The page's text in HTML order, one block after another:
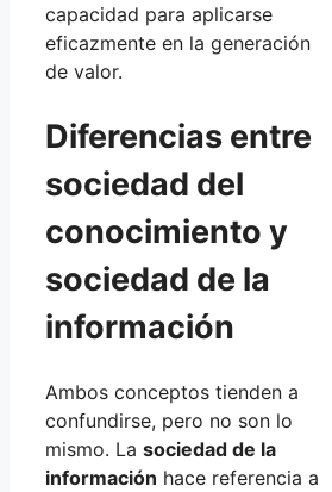
capacidad para aplicarse
eficazmente en la generación
de valor.
Diferencias entre
sociedad del
conocimiento y
sociedad de la
información
Ambos conceptos tienden a
confundirse, pero no son lo
mismo. La sociedad de la
información hace referencia a